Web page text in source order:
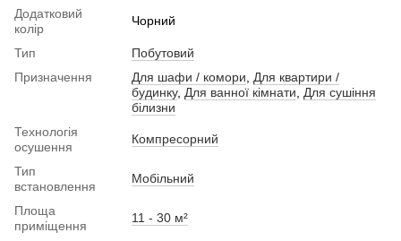
Додатковий
колір
Чорний
Тип
Побутовий
Призначення
Для шафи / комори, Для квартири /
будинку, Для ванної кімнати, Для сушіння
білизни
Технологія
осушення
Компресорний
Тип
встановлення
Мобільний
Площа
приміщення
11 - 30 м²